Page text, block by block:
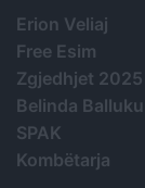
Erion Veliaj
Free Esim
Zgjedhjet 2025
Belinda Balluku
SPAK
Kombëtarja